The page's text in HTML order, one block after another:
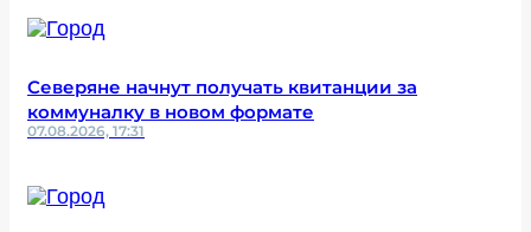
Северяне начнут получать квитанции за
коммуналку в новом формате
07.08.2026, 17:31